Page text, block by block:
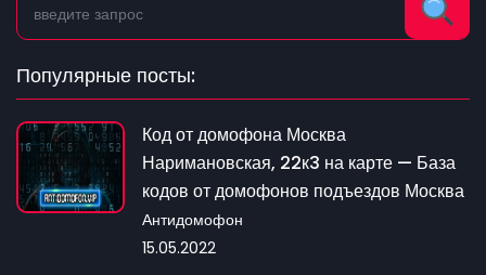
Популярные посты:
Код от домофона Москва
Наримановская, 22к3 на карте — База
кодов от домофонов подъездов Москва
Антидомофон
15.05.2022